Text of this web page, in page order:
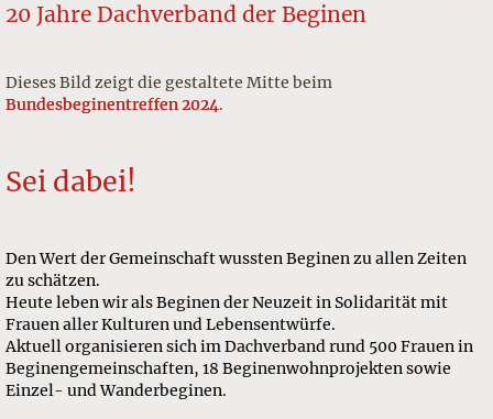
20 Jahre Dachverband der Beginen
Dieses Bild zeigt die gestaltete Mitte beim
Bundesbeginentreffen 2024.
Sei dabei!
Den Wert der Gemeinschaft wussten Beginen zu allen Zeiten
zu schätzen.
Heute leben wir als Beginen der Neuzeit in Solidarität mit
Frauen aller Kulturen und Lebensentwürfe.
Aktuell organisieren sich im Dachverband rund 500 Frauen in
Beginengemeinschaften, 18 Beginenwohnprojekten sowie
Einzel- und Wanderbeginen.